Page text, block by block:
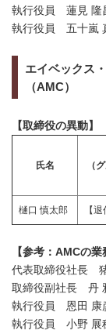
執行役員 蓮見 隆
執行役員 五十嵐
エイベックス
（AMC）
【取締役の異動】
氏名
（
樋口 慎太郎 【退
【参考：AMCの業
代表取締役社長
取締役副社長 丹
執行役員 恩田 康
執行役員 小野 展